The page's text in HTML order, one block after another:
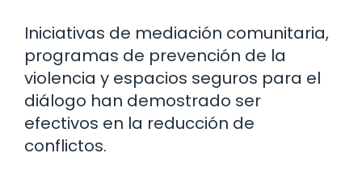
Iniciativas de mediación comunitaria,
programas de prevención de la
violencia y espacios seguros para el
diálogo han demostrado ser
efectivos en la reducción de
conflictos.